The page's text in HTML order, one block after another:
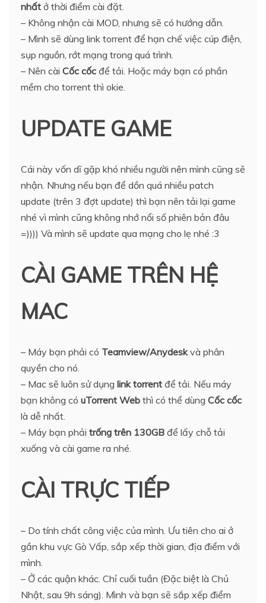
nhất ở thời điểm cài đặt.
– Không nhận cài MOD, nhưng sẽ có hướng dẫn.
– Mình sẽ dùng link torrent để hạn chế việc cúp điện,
sụp nguồn, rớt mạng trong quá trình.
– Nên cài Cốc cốc để tải. Hoặc máy bạn có phần
mềm cho torrent thì okie.
UPDATE GAME
Cái này vốn dĩ gặp khó nhiều người nên mình cũng sẽ
nhận. Nhưng nếu bạn để dồn quá nhiều patch
update (trên 3 đợt update) thì bạn nên tải lại game
nhé vì mình cũng không nhớ nổi số phiên bản đâu
=)))) Và mình sẽ update qua mạng cho lẹ nhé :3
CÀI GAME TRÊN HỆ
MAC
– Máy bạn phải có Teamview/Anydeskvà phân
quyền cho nó.
– Mac sẽ luôn sử dụng link torrent để tải. Nếu máy
bạn không có uTorrent Web thì có thể dùng Cốc cốc
là dễ nhất.
– Máy bạn phải trống trên 130GB để lấy chỗ tải
xuống và cài game ra nhé.
CÀI TRỰC TIẾP
– Do tính chất công việc của mình. Ưu tiên cho ai ở
gần khu vực Gò Vấp, sắp xếp thời gian, địa điểm với
mình.
– Ở các quận khác. Chỉ cuối tuần (Đặc biệt là Chủ
Nhật, sau 9h sáng). Mình và bạn sẽ sắp xếp điểm